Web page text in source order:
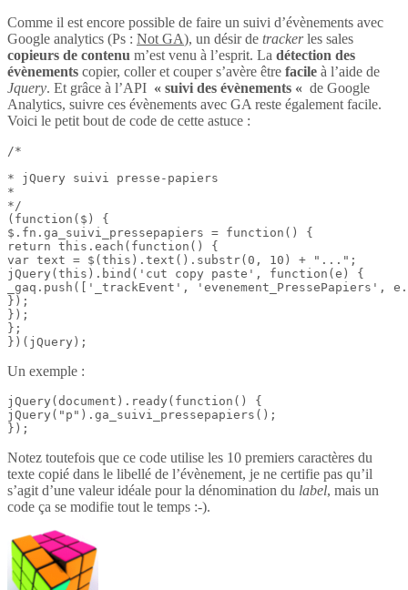
Comme il est encore possible de faire un suivi d’évènements avec
Google analytics (Ps : Not GA), un désir de trackerles sales
copieurs de contenu m’est venu à l’esprit. La détection des
évènements copier, coller et couper s’avère être facile à l’aide de
Jquery. Et grâce à l’API « suivi des évènements « de Google
Analytics, suivre ces évènements avec GA reste également facile.
Voici le petit bout de code de cette astuce :
/*
* jQuery suivi presse-papiers
*
*/
(function($) {
$.fn.ga_suivi_pressepapiers = function() {
return this.each(function() {
var text = $(this).text().substr(0, 10) + "...";
jQuery(this).bind('cut copy paste', function(e) {
_gaq.push(['_trackEvent', 'evenement_PressePapiers',
});
});
};
})(jQuery);
Un exemple :
jQuery(document).ready(function() {
jQuery("p").ga_suivi_pressepapiers();
});
Notez toutefois que ce code utilise les 10 premiers caractères du
texte copié dans le libellé de l’évènement, je ne certifie pas qu’il
s’agit d’une valeur idéale pour la dénomination du label, mais un
code ça se modifie tout le temps :-).